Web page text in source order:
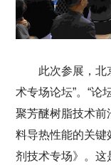
此次参展，北
术专场论坛”。“论
聚芳醚树脂技术前
料导热性能的关键
剂技术专场》。这